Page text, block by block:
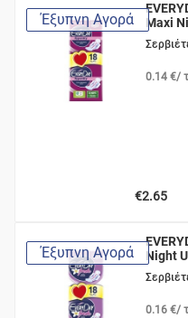
Έξυπνη Αγορά
Maxi
0.14 €/
€2.65
Έξυπνη Αγορά
Night
0.16 €/